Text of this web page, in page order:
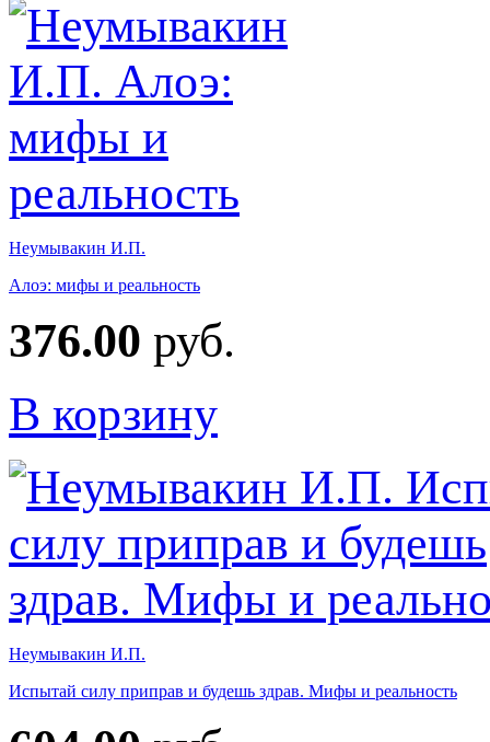
Неумывакин И.П.
Алоэ: мифы и реальность
376.00 руб.
В корзину
Неумывакин И.П.
Испытай силу приправ и будешь здрав. Мифы и реальность